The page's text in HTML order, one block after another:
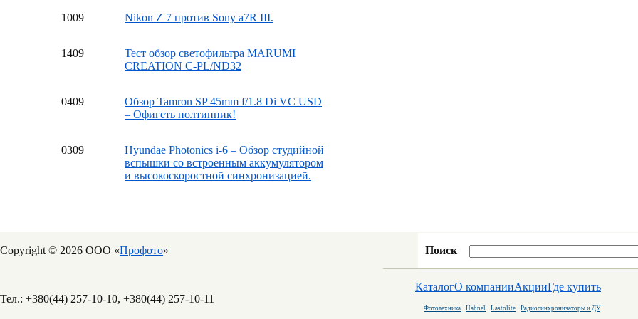
1009 Nikon Z 7 против Sony a7R III.
1409
Тест обзор светофильтра MARUMI
CREATION C-PL/ND32
0409
Обзор Tamron SP 45mm f/1.8 Di VC USD
– Офигеть полтинник!
0309
Hyundae Photonics i-6 – Обзор студийной
вспышки со встроенным аккумулятором
и высокоскоростной синхронизацией.
Copyright © 2026 ООО «Профото»
Тел.: +380(44) 257-10-10, +380(44) 257-10-11
Поиск
КаталогО компанииАкцииГде купить
Фототехника Hahnel Lastolite Радиосинхронизаторы и ДУ